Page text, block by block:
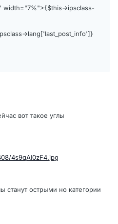
>ipsclass-
>lang['last_post_info']}
вот такое углы
4s9qAI0zF4.jpg
станут острыми но категории